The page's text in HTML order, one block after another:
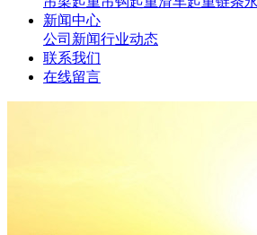
新闻中心
公司新闻行业动态
联系我们
在线留言